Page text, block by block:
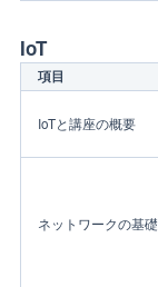
IoT
項目
IoTと講座の概要
ネットワークの基礎